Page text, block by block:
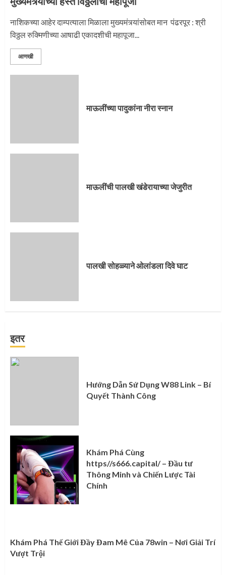
नाशिकच्या आहेर दाम्पत्याला मिळाला मुख्यमंत्र्यांसोबत मान पंढरपूर : श्री
विठ्ठल रुक्मिणीच्या आषाढी एकादशीची महापूजा...
आणखी
माऊलींच्या पादुकांना नीरा स्नान
माऊलींची पालखी खंडेरायाच्या जेजुरीत
पालखी सोहळ्याने ओलांडला दिवे घाट
इतर
Hướng Dẫn Sử Dụng W88 Link – Bí
Quyết Thành Công
Khám Phá Cùng
https//s666.capital/ – Đầu tư
Thông Minh và Chiến Lược Tài
Chính
Khám Phá Thế Giới Đầy Đam Mê Của 78win – Nơi Giải Trí
Vượt Trội